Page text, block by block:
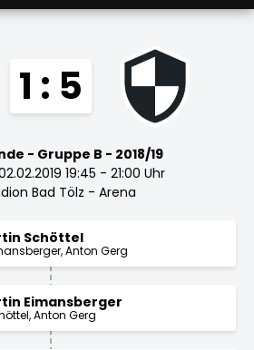
1 : 5
- Gruppe B - 2018/19
19:45 - 21:00 Uhr
Bad Tölz - Arena
Schöttel
Anton Gerg
Eimansberger
Anton Gerg